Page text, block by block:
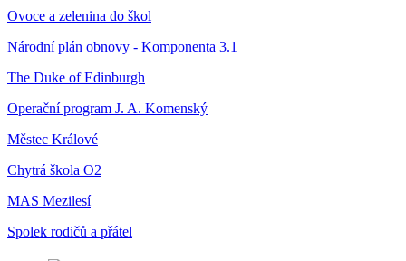
Ovoce a zelenina do škol
Národní plán obnovy - Komponenta 3.1
The Duke of Edinburgh
Operační program J. A. Komenský
Městec Králové
Chytrá škola O2
MAS Mezilesí
Spolek rodičů a přátel